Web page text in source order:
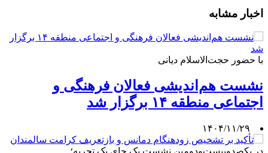
اخبار مشابه
با حضور حجت‌الاسلام دیانی
نشست هم‌اندیشی فعالان فرهنگی و
اجتماعی منطقه ۱۴ برگزار شد
۱۴۰۴/۱۱/۲۹
در یکصدوبیست‌ودومین نشست یک چای یک تجربه؛